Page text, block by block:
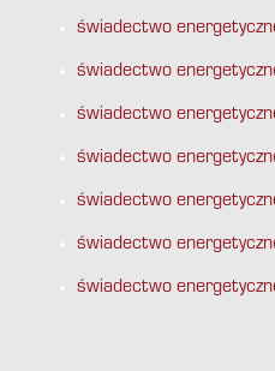
świadectwo
świadectwo
świadectwo
świadectwo
świadectwo
świadectwo
świadectwo